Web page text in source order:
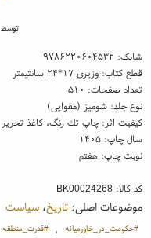
توسط
شابک: ۹۷۸۶۲۲۰۶۰۴۵۳۲
قطع کتاب: وزیری ۱۷*۲۴ سانتیمتر
تعداد صفحات: ۵۱۰
نوع جلد: شومیز (مقوایی)
کیفیت اثر: چاپ تك رنگ، کاغذ تحریر
سال چاپ: ۱۴۰۵
نوبت چاپ: هفتم
کد کالا:BK00024268
موضوعات اصلی:تاریخ،سیاست
#حکومت_در_خاورمیانه ، #قدرت_منطقه